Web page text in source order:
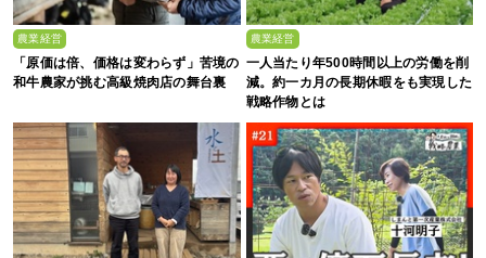
農業経営
「原価は倍、価格は変わらず」苦境の
和牛農家が挑む高級焼肉店の舞台裏
農業経営
一人当たり年500時間以上の労働を削
減。約一カ月の長期休暇をも実現した
戦略作物とは